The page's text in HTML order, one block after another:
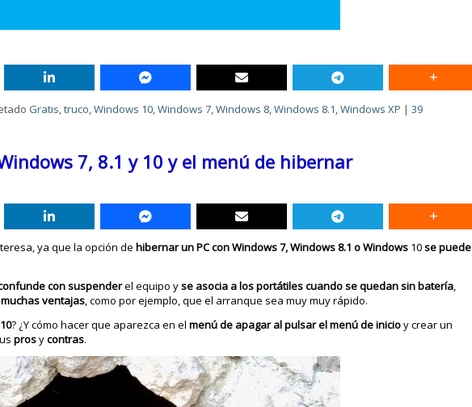
Gratis,truco,Windows 10,Windows 7,Windows 8,Windows 8.1,Windows XP |39
7, 8.1 y 10 y el menú de hibernar
ya que la opción dehibernar un PC con Windows 7, Windows 8.1 o Windows 10se puede
con suspenderel equipo yse asocia a los portátiles cuando se quedan sin batería,
ventajas, como por ejemplo, que el arranque sea muy muy rápido.
? ¿Y cómo hacer que aparezca en elmenú de apagar al pulsar el menú de inicioy crear un
prosycontras.